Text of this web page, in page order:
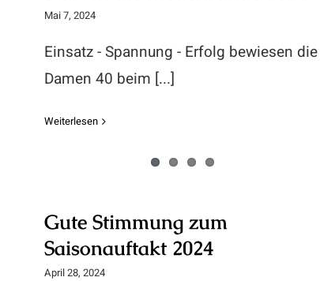
Mai 7, 2024
Einsatz - Spannung - Erfolg bewiesen die
Damen 40 beim [...]
Weiterlesen
Saisonauftakt 2024
Gute Stimmung zum
Saisonauftakt 2024
April 28, 2024